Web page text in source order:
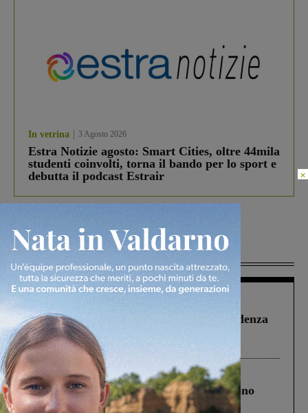
In vetrina 3 Agosto 2026
Estra Notizie agosto: Smart Cities, oltre 44mila
studenti coinvolti, torna il bando per lo sport e
debutta il podcast Estrair
Più lette
Figline Incisa Valdarno
Piscina di Figline finanziata oltre la scadenza
Pnrr, il gruppo di Fratelli d’Italia: “Un
ringraziamento al Governo”
Cronaca 4 Agosto 2026
Un anno fa la strage in A1 in cui morirono
Gianni, Giulia e Franco. Lo schianto, il
×